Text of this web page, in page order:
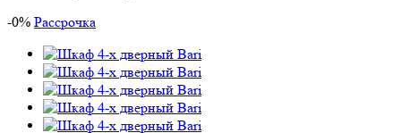
-0% Рассрочка